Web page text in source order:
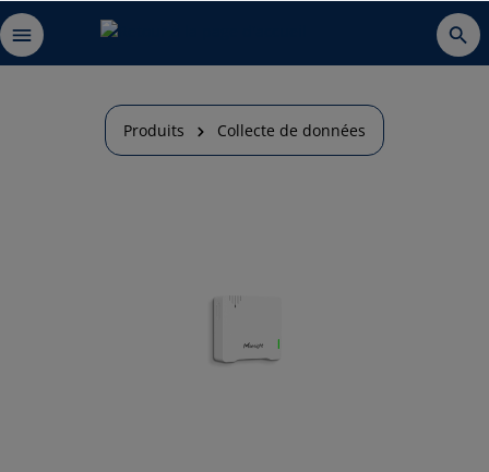
Produits Collecte de données